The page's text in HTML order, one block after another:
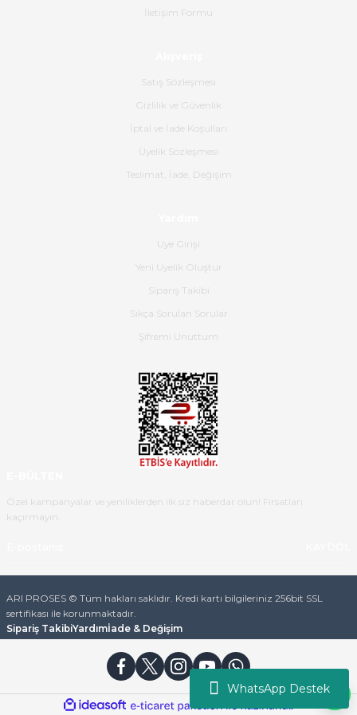
WhatsApp Destek
Ürünün kodu XDR-240e-24 yeni
Gerçekten harika ve etkileyici
Hızlı bir şekilde elimize ulaştı
ulaştı.Ürünün paketlenmesi
gayet başarılı hasarsız bir şekilde
teslim aldım. Bu konudaki
hassasiyetleri ve Ürünün kalitesi
İletişim Formu
Satış Sözleşmesi
Gizlilik ve Güvenlik
İptal ve İade Koşulları
Üyelik Sözleşmesi
Teslimat, İade, Değişim
Üye Girişi
Yeni Üyelik Oluştur
Sipariş Takibi
Sıkça Sorulan Sorular
Şifremi Unuttum
Özel kampanyalar ve yeniliklerden ilk siz haberdar olun! Fırsatları
kaçırmayın.
ARI PROSES © Tüm hakları saklıdır. Kredi kartı bilgileriniz 256bit SSL
sertifikası ile korunmaktadır.
Sipariş TakibiYardımİade & Değişim
ideasoft